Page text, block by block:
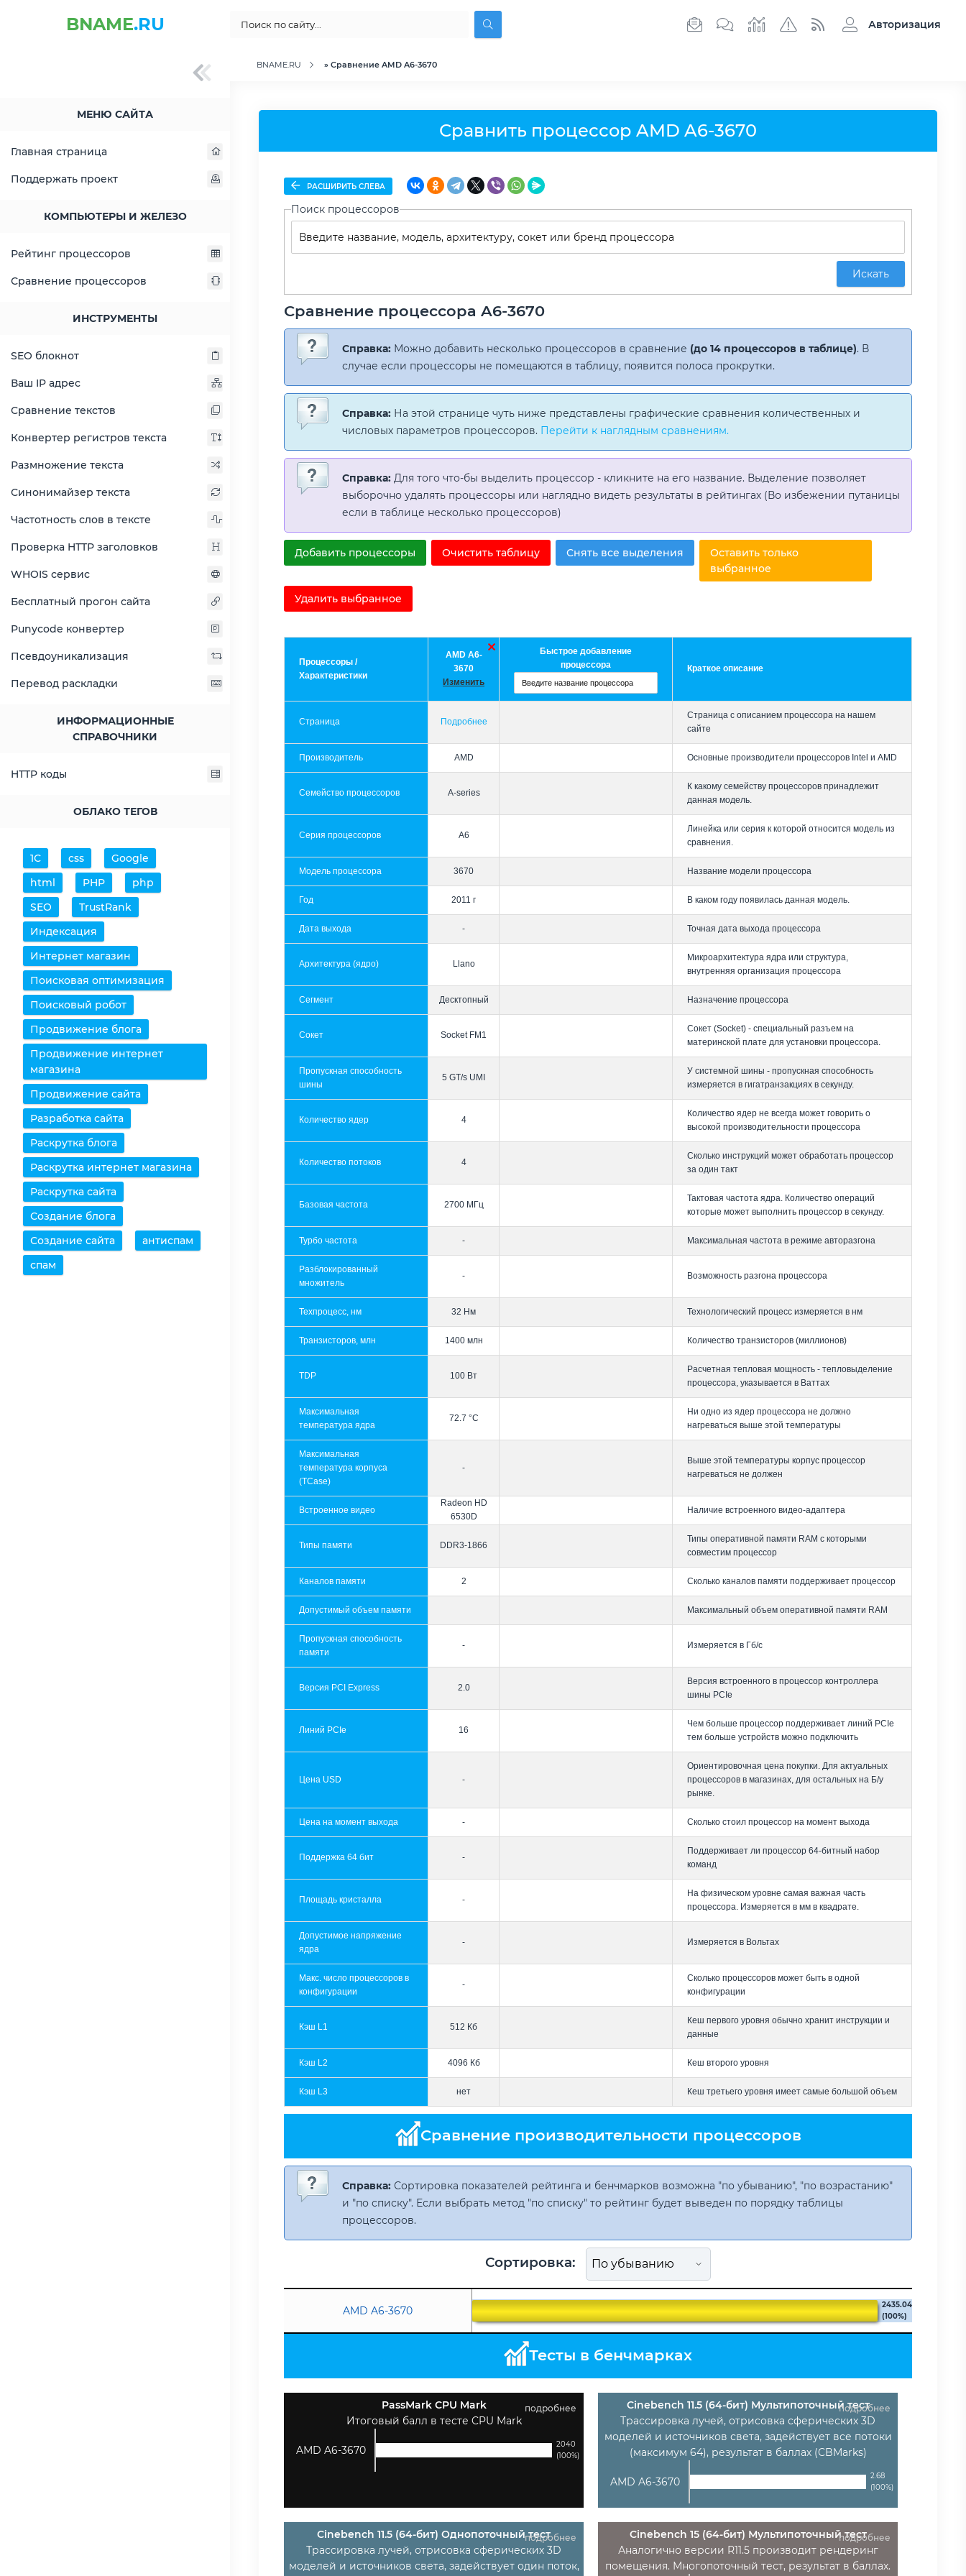
BNAME.RU Авторизация
МЕНЮ САЙТА
Главная страница
Поддержать проект
КОМПЬЮТЕРЫ И ЖЕЛЕЗО
Рейтинг процессоров
Сравнение процессоров
ИНСТРУМЕНТЫ
SEO блокнот
Ваш IP адрес
Сравнение текстов
Конвертер регистров текста
Размножение текста
Синонимайзер текста
Частотность слов в тексте
Проверка HTTP заголовков
WHOIS сервис
Бесплатный прогон сайта
Punycode конвертер
Псевдоуникализация
Перевод раскладки
ИНФОРМАЦИОННЫЕ
СПРАВОЧНИКИ
HTTP коды
ОБЛАКО ТЕГОВ
1С css
Google
html
PHP
php
SEO
TrustRank
Индексация
Интернет магазин
Поисковая оптимизация
Поисковый робот
Продвижение блога
Продвижение интернет
магазина
Продвижение сайта
Разработка сайта
Раскрутка блога
Раскрутка интернет магазина
Раскрутка сайта
Создание блога
Создание сайта
антиспам
спам
BNAME.RU » Сравнение AMD A6-3670
Сравнить процессор AMD A6-3670
РАСШИРИТЬ СЛЕВА
Поиск процессоров
Искать
Сравнение процессора A6-3670
Справка: Можно добавить несколько процессоров в сравнение (до 14 процессоров в таблице). В
случае если процессоры не помещаются в таблицу, появится полоса прокрутки.
Справка: На этой странице чуть ниже представлены графические сравнения количественных и
числовых параметров процессоров. Перейти к наглядным сравнениям.
Справка: Для того что-бы выделить процессор - кликните на его название. Выделение позволяет
выборочно удалять процессоры или наглядно видеть результаты в рейтингах (Во избежении путаницы
если в таблице несколько процессоров)
Добавить процессоры Очистить таблицу Снять все выделения
Оставить только
выбранное
Удалить выбранное
Процессоры /
Характеристики
AMD A6-
3670
Изменить
Быстрое добавление
процессора
Краткое описание
Страница Подробнее
Страница с описанием процессора на нашем
сайте
Производитель AMD Основные производители процессоров Intel и AMD
Семейство процессоров A-series
К какому семейству процессоров принадлежит
данная модель.
Серия процессоров A6
Линейка или серия к которой относится модель из
сравнения.
Модель процессора 3670 Название модели процессора
Год 2011 г В каком году появилась данная модель.
Дата выхода - Точная дата выхода процессора
Архитектура (ядро) Llano
Микроархитектура ядра или структура,
внутренняя организация процессора
Сегмент Десктопный Назначение процессора
Сокет Socket FM1
Сокет (Socket) - специальный разъем на
материнской плате для установки процессора.
Пропускная способность
шины
5 GT/s UMI
У системной шины - пропускная способность
измеряется в гигатранзакциях в секунду.
Количество ядер 4
Количество ядер не всегда может говорить о
высокой производительности процессора
Количество потоков 4
Сколько инструкций может обработать процессор
за один такт
Базовая частота 2700 МГц
Тактовая частота ядра. Количество операций
которые может выполнить процессор в секунду.
Турбо частота - Максимальная частота в режиме авторазгона
Разблокированный
множитель
- Возможность разгона процессора
Техпроцесс, нм 32 Нм Технологический процесс измеряется в нм
Транзисторов, млн 1400 млн Количество транзисторов (миллионов)
TDP 100 Вт
Расчетная тепловая мощность - тепловыделение
процессора, указывается в Ваттах
Максимальная
температура ядра
72.7 °C
Ни одно из ядер процессора не должно
нагреваться выше этой температуры
Максимальная
температура корпуса
(TCase)
-
Выше этой температуры корпус процессор
нагреваться не должен
Встроенное видео
Radeon HD
6530D
Наличие встроенного видео-адаптера
Типы памяти DDR3-1866
Типы оперативной памяти RAM с которыми
совместим процессор
Каналов памяти 2 Сколько каналов памяти поддерживает процессор
Допустимый объем памяти Максимальный объем оперативной памяти RAM
Пропускная способность
памяти
- Измеряется в Гб/с
Версия PCI Express 2.0
Версия встроенного в процессор контроллера
шины PCIe
Линий PCIe 16
Чем больше процессор поддерживает линий PCIe
тем больше устройств можно подключить
Цена USD -
Ориентировочная цена покупки. Для актуальных
процессоров в магазинах, для остальных на Б/у
рынке.
Цена на момент выхода - Сколько стоил процессор на момент выхода
Поддержка 64 бит -
Поддерживает ли процессор 64-битный набор
команд
Площадь кристалла -
На физическом уровне самая важная часть
процессора. Измеряется в мм в квадрате.
Допустимое напряжение
ядра
- Измеряется в Вольтах
Макс. число процессоров в
конфигурации
-
Сколько процессоров может быть в одной
конфигурации
Кэш L1 512 Кб
Кеш первого уровня обычно хранит инструкции и
данные
Кэш L2 4096 Кб Кеш второго уровня
Кэш L3 нет Кеш третьего уровня имеет самые большой объем
Сравнение производительности процессоров
Справка: Сортировка показателей рейтинга и бенчмарков возможна "по убыванию", "по возрастанию"
и "по списку". Если выбрать метод "по списку" то рейтинг будет выведен по порядку таблицы
процессоров.
Сортировка:
AMD A6-3670
2435.04
(100%)
Тесты в бенчмарках
подробнее
PassMark CPU Mark
Итоговый балл в тесте CPU Mark
AMD A6-3670
2040
(100%)
подробнее
Cinebench 11.5 (64-бит) Мультипоточный тест
Трассировка лучей, отрисовка сферических 3D
моделей и источников света, задействует все потоки
(максимум 64), результат в баллах (CBMarks)
AMD A6-3670
2.68
(100%)
подробнее
Cinebench 11.5 (64-бит) Однопоточный тест
Трассировка лучей, отрисовка сферических 3D
моделей и источников света, задействует один поток,
подробнее
Cinebench 15 (64-бит) Мультипоточный тест
Аналогично версии R11.5 производит рендеринг
помещения. Многопоточный тест, результат в баллах.